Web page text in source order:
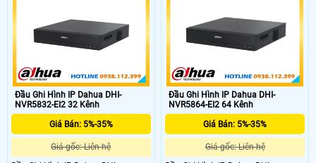
khuôn mặt nhận diện biển số xe và
phân tích hành vi.
chuẩn tương thích ONVIF
Đầu Ghi Hình IP Dahua DHI-
NVR5832-EI2 32 Kênh
Giá Bán: 5%-35%
Giá gốc: Liên hệ
Đầu Ghi Hình IP Dahua DHI-
NVR5864-EI2 64 Kênh
Giá Bán: 5%-35%
Giá gốc: Liên hệ